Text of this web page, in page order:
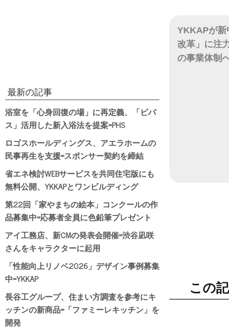
YKKAPが新
改革」に注
の事業体制
この
最新の記事
浴室を「心身回復の場」に再定義、「ビバ
ス」活用した新入浴法を提案=PHS
ロゴスホールディングス、アエラホームの
民事再生を支援=スポンサー契約を締結
省エネ検討WEBサービスを共同住宅版にも
無料公開、YKKAPとワンビルディング
第22回「家やまちの絵本」コンクールの作
品募集中=応募者全員に色鉛筆プレゼント
アイ工務店、新CMの発表会開催=渋谷凪咲
さんをキャラクターに起用
「性能向上リノベ2026」デザイン事例募集
中=YKKAP
長谷工グループ、住まい方調査を参考にキ
ッチンの新商品=「ファミーレキッチン」を
開発